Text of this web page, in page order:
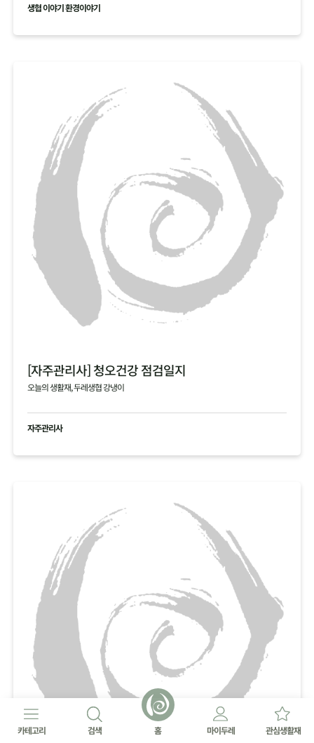
생협 이야기 환경이야기
[자주관리사] 청오건강 점검일지
오늘의 생활재, 두레생협 강냉이
자주관리사
카테고리 검색 홈 마이두레 관심생활재